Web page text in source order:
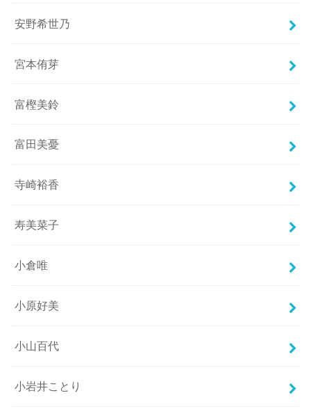
安野希世乃
宮本侑芽
富樫美鈴
富田美憂
寺崎裕香
寿美菜子
小倉唯
小原好美
小山百代
小岩井ことり